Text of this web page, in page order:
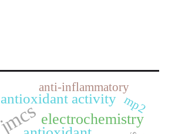
jmcselectrochemistry
antioxidant activity
anti-inflammatory
mp2